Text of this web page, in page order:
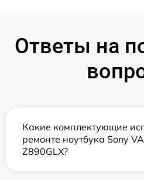
Ответы на
Какие комплектующие
ремонте ноутбука Sony
Z890GLX?